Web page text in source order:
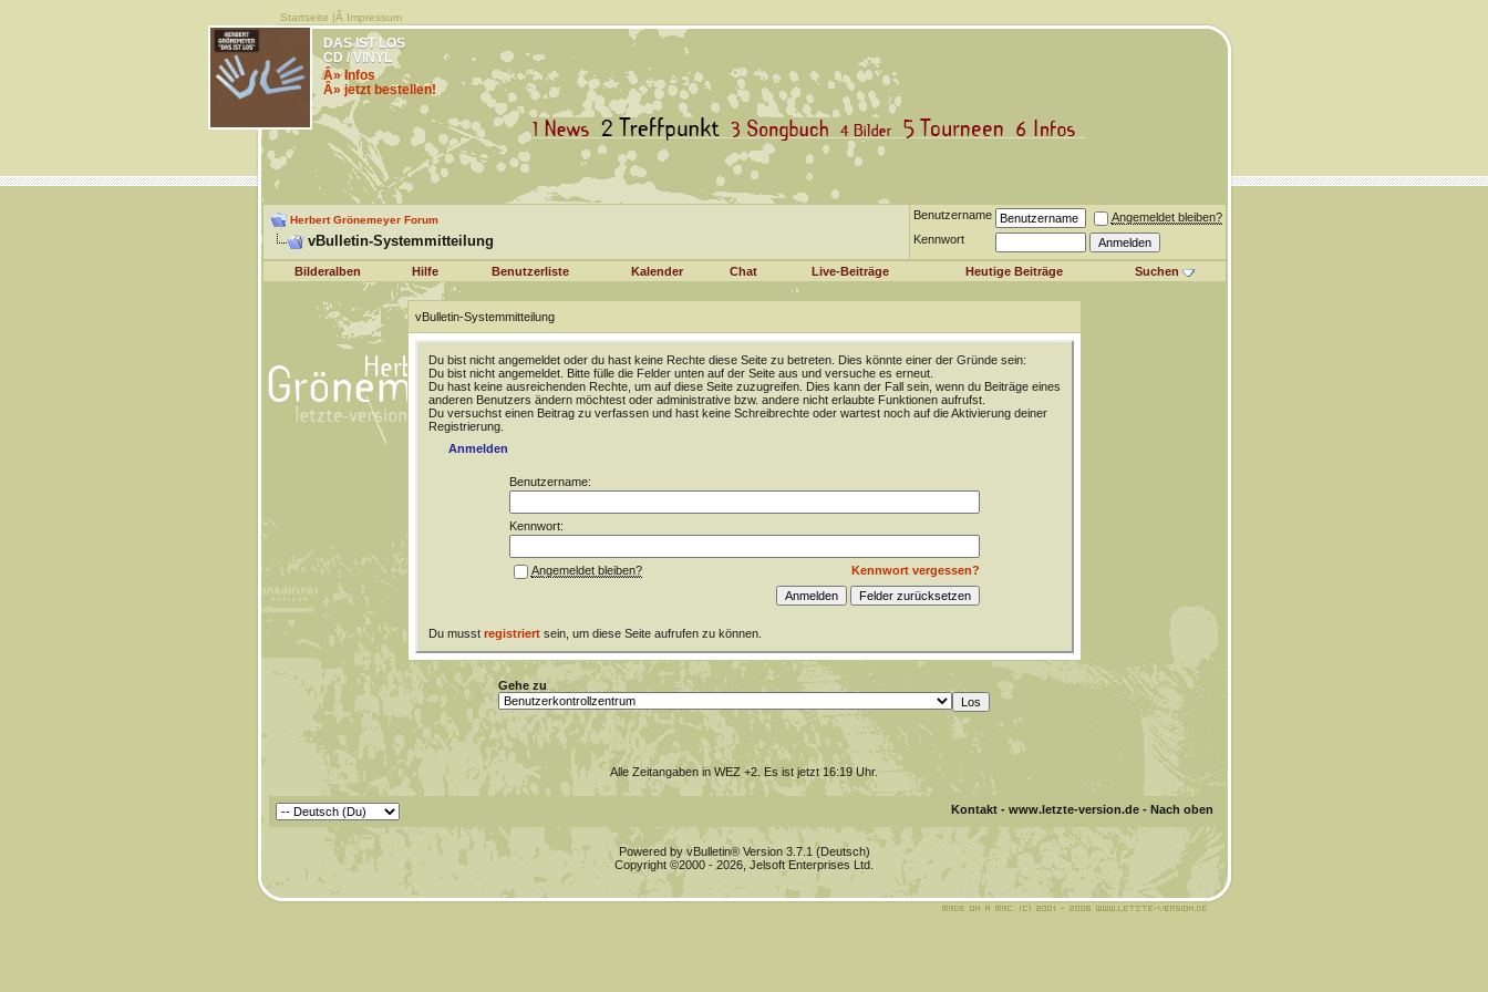
Startseite |Â Impressum
DAS IST LOS
CD / VINYL
Â» Infos
Â» jetzt bestellen!
Herbert Grönemeyer Forum
vBulletin-Systemmitteilung
Benutzername
Angemeldet bleiben?
Kennwort
Bilderalben Hilfe Benutzerliste Kalender Chat Live-Beiträge Heutige Beiträge Suchen
vBulletin-Systemmitteilung
Du bist nicht angemeldet oder du hast keine Rechte diese Seite zu betreten. Dies könnte einer der Gründe sein:
Du bist nicht angemeldet. Bitte fülle die Felder unten auf der Seite aus und versuche es erneut.
Du hast keine ausreichenden Rechte, um auf diese Seite zuzugreifen. Dies kann der Fall sein, wenn du Beiträge eines
anderen Benutzers ändern möchtest oder administrative bzw. andere nicht erlaubte Funktionen aufrufst.
Du versuchst einen Beitrag zu verfassen und hast keine Schreibrechte oder wartest noch auf die Aktivierung deiner
Registrierung.
Anmelden
Benutzername:
Kennwort:
Kennwort vergessen?
Angemeldet bleiben?
Du musst registriertsein, um diese Seite aufrufen zu können.
Gehe zu
Alle Zeitangaben in WEZ +2. Es ist jetzt16:19Uhr.
Kontakt- www.letzte-version.de- Nach oben
Powered by vBulletin® Version 3.7.1 (Deutsch)
Copyright ©2000 - 2026, Jelsoft Enterprises Ltd.